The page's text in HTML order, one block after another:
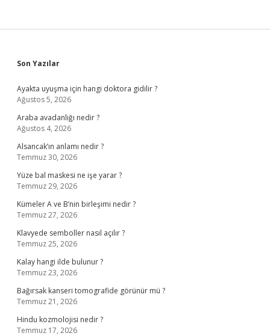
Sidebar
Son Yazılar
Ayakta uyuşma için hangi doktora gidilir ?
Ağustos 5, 2026
Araba avadanlığı nedir ?
Ağustos 4, 2026
Alsancak’ın anlamı nedir ?
Temmuz 30, 2026
Yüze bal maskesi ne işe yarar ?
Temmuz 29, 2026
Kümeler A ve B’nin birleşimi nedir ?
Temmuz 27, 2026
Klavyede semboller nasıl açılır ?
Temmuz 25, 2026
Kalay hangi ilde bulunur ?
Temmuz 23, 2026
Bağırsak kanseri tomografide görünür mü ?
Temmuz 21, 2026
Hindu kozmolojisi nedir ?
Temmuz 17, 2026